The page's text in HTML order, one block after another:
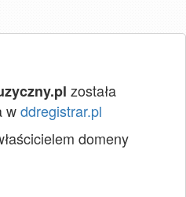
została
wddregistrar.pl
domeny